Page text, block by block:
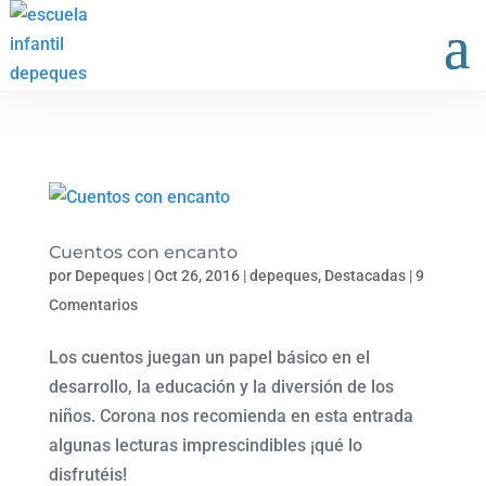
Cuentos con encanto
por Depeques|Oct 26, 2016|depeques, Destacadas|9
Comentarios
Los cuentos juegan un papel básico en el
desarrollo, la educación y la diversión de los
niños. Corona nos recomienda en esta entrada
algunas lecturas imprescindibles ¡qué lo
disfrutéis!